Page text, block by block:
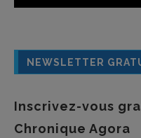
NEWSLETTER
Inscrivez-vous
Chronique Agora